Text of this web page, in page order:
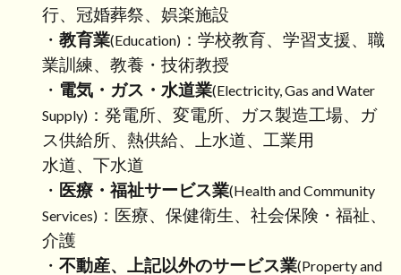
付申
請）
4
門
家
へ
の
相
を
行、冠婚葬祭、娯楽施設
・教育業(Education) ：学校教育、学習支援、職
業訓練、教養・技術教授
・ 電気・ガス・水道業(Electricity, Gas and Water
Supply) ：発電所、変電所、ガス製造工場、ガ
ス供給所、熱供給、上水道、工業用
水道、下水道
・ 医療・福祉サービス業(Health and Community
Services) ：医療、保健衛生、社会保険・福祉、
介護
・不動産、上記以外のサービス業(Property and